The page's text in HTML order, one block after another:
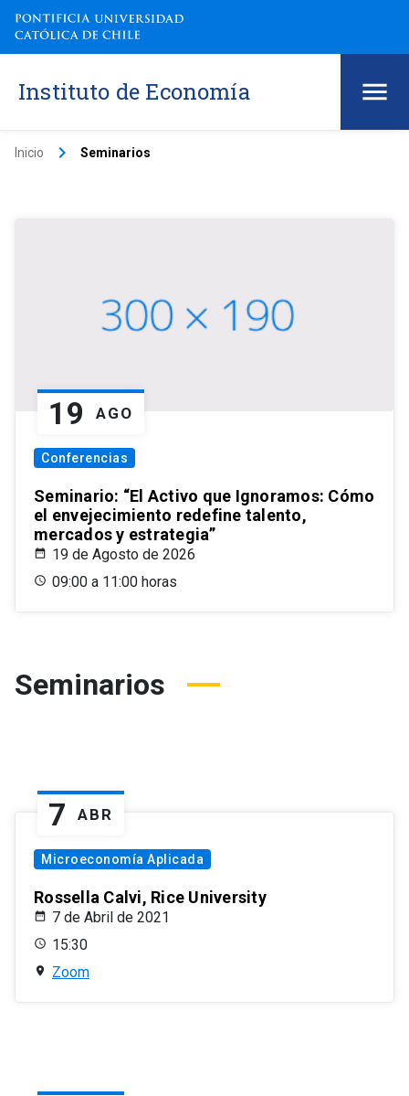
Instituto de Economía
Inicio keyboard_arrow_right Seminarios
19 AGO
Conferencias
Seminario: “El Activo que Ignoramos: Cómo
el envejecimiento redefine talento,
mercados y estrategia”
19 de Agosto de 2026
09:00 a 11:00 horas
Seminarios
7 ABR
Microeconomía Aplicada
Rossella Calvi, Rice University
7 de Abril de 2021
15:30
Zoom